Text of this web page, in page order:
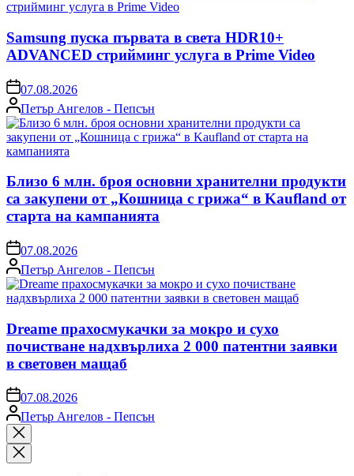
Samsung пуска първата в света HDR10+
ADVANCED стрийминг услуга в Prime Video
on07.08.2026
Posted
by
Петър Ангелов - Пепсън
Близо 6 млн. броя основни хранителни продукти
са закупени от „Кошница с грижа“ в Kaufland от
старта на кампанията
on07.08.2026
Posted
by
Петър Ангелов - Пепсън
Dreame прахосмукачки за мокро и сухо
почистване надхвърлиха 2 000 патентни заявки
в световен мащаб
on07.08.2026
Posted
by
Петър Ангелов - Пепсън
Close
search